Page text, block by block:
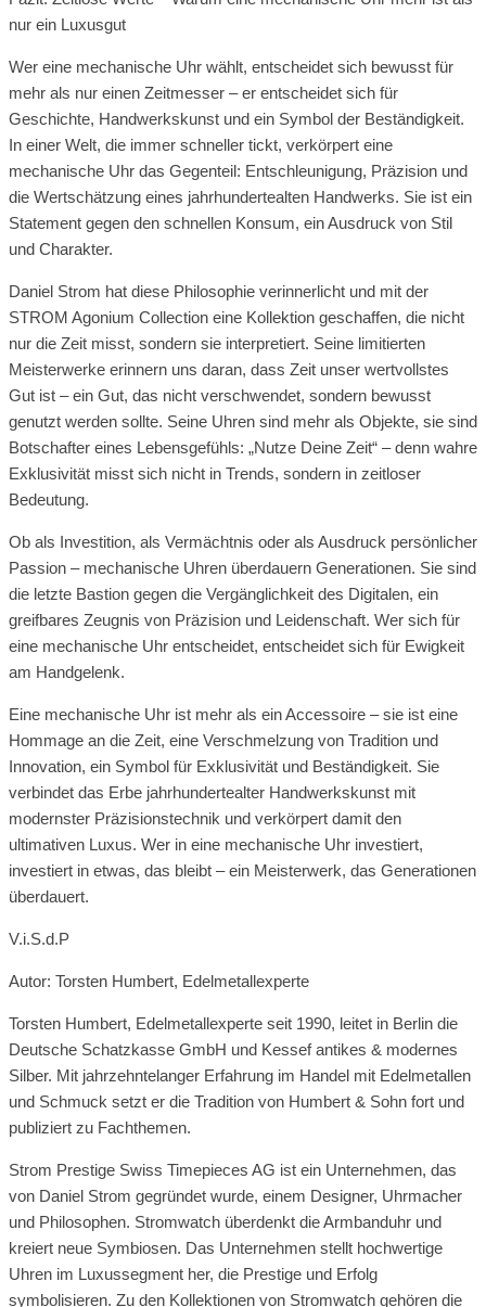
nur ein Luxusgut
Wer eine mechanische Uhr wählt, entscheidet sich bewusst für
mehr als nur einen Zeitmesser – er entscheidet sich für
Geschichte, Handwerkskunst und ein Symbol der Beständigkeit.
In einer Welt, die immer schneller tickt, verkörpert eine
mechanische Uhr das Gegenteil: Entschleunigung, Präzision und
die Wertschätzung eines jahrhundertealten Handwerks. Sie ist ein
Statement gegen den schnellen Konsum, ein Ausdruck von Stil
und Charakter.
Daniel Strom hat diese Philosophie verinnerlicht und mit der
STROM Agonium Collection eine Kollektion geschaffen, die nicht
nur die Zeit misst, sondern sie interpretiert. Seine limitierten
Meisterwerke erinnern uns daran, dass Zeit unser wertvollstes
Gut ist – ein Gut, das nicht verschwendet, sondern bewusst
genutzt werden sollte. Seine Uhren sind mehr als Objekte, sie sind
Botschafter eines Lebensgefühls: „Nutze Deine Zeit“ – denn wahre
Exklusivität misst sich nicht in Trends, sondern in zeitloser
Bedeutung.
Ob als Investition, als Vermächtnis oder als Ausdruck persönlicher
Passion – mechanische Uhren überdauern Generationen. Sie sind
die letzte Bastion gegen die Vergänglichkeit des Digitalen, ein
greifbares Zeugnis von Präzision und Leidenschaft. Wer sich für
eine mechanische Uhr entscheidet, entscheidet sich für Ewigkeit
am Handgelenk.
Eine mechanische Uhr ist mehr als ein Accessoire – sie ist eine
Hommage an die Zeit, eine Verschmelzung von Tradition und
Innovation, ein Symbol für Exklusivität und Beständigkeit. Sie
verbindet das Erbe jahrhundertealter Handwerkskunst mit
modernster Präzisionstechnik und verkörpert damit den
ultimativen Luxus. Wer in eine mechanische Uhr investiert,
investiert in etwas, das bleibt – ein Meisterwerk, das Generationen
überdauert.
V.i.S.d.P
Autor: Torsten Humbert, Edelmetallexperte
Torsten Humbert, Edelmetallexperte seit 1990, leitet in Berlin die
Deutsche Schatzkasse GmbH und Kessef antikes & modernes
Silber. Mit jahrzehntelanger Erfahrung im Handel mit Edelmetallen
und Schmuck setzt er die Tradition von Humbert & Sohn fort und
publiziert zu Fachthemen.
Strom Prestige Swiss Timepieces AG ist ein Unternehmen, das
von Daniel Strom gegründet wurde, einem Designer, Uhrmacher
und Philosophen. Stromwatch überdenkt die Armbanduhr und
kreiert neue Symbiosen. Das Unternehmen stellt hochwertige
Uhren im Luxussegment her, die Prestige und Erfolg
symbolisieren. Zu den Kollektionen von Stromwatch gehören die